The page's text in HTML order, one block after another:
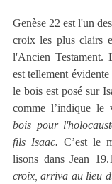
Genèse 22 est l'un
croix les plus clairs
l'Ancien Testament.
est tellement
le bois est posé sur
comme l’indique
bois pour
fils Isaac. C’est le
lisons dans Jean
croix, arriva au lieu